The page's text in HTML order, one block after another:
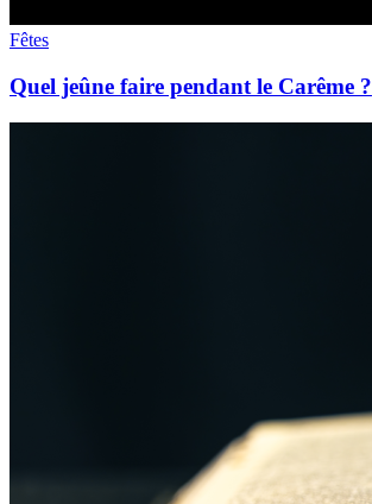
Fêtes
Quel jeûne faire pendant le Carême ?